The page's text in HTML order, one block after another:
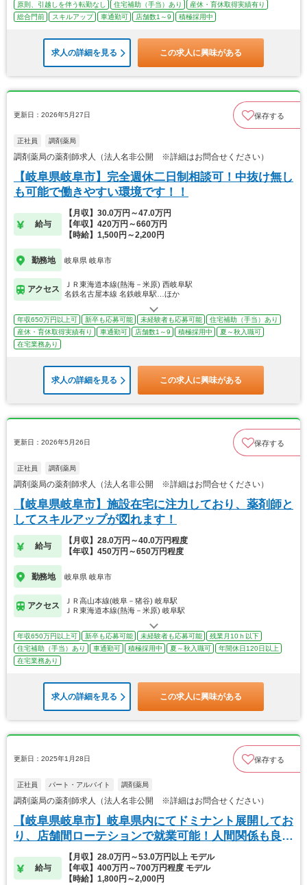
原則、引越しを伴う転勤なし 住宅補助（手当）あり
産休・育休取得実績有り
総合門前
スキルアップ 車通勤可 店舗数1～9 積極採用中
求人の詳細を見る この求人に興味がある
更新日：2026年5月27日 保存する
正社員 調剤薬局
調剤薬局の薬剤師求人（法人名非公開 ※詳細はお問合せください）
【岐阜県岐阜市】完全週休二日制相談可！中抜け無し
も可能で働きやすい環境です！！
給与
【月収】30.0万円～47.0万円
【年収】420万円～660万円
【時給】1,500円～2,200円
勤務地 岐阜県 岐阜市
アクセス
ＪＲ東海道本線(熱海－米原) 西岐阜駅
名鉄名古屋本線 名鉄岐阜駅…ほか
年収650万円以上可 新卒も応募可能 未経験者も応募可能
住宅補助（手当）あり
産休・育休取得実績有り
車通勤可 店舗数1～9 積極採用中
夏～秋入職可
在宅業務あり
求人の詳細を見る この求人に興味がある
更新日：2026年5月26日 保存する
正社員 調剤薬局
調剤薬局の薬剤師求人（法人名非公開 ※詳細はお問合せください）
【岐阜県岐阜市】施設在宅に注力しており、薬剤師と
してスキルアップが図れます！
給与
【月収】28.0万円～40.0万円程度
【年収】450万円～650万円程度
勤務地 岐阜県 岐阜市
アクセス
ＪＲ高山本線(岐阜－猪谷) 岐阜駅
ＪＲ東海道本線(熱海－米原) 岐阜駅
年収650万円以上可 新卒も応募可能 未経験者も応募可能
残業月10ｈ以下
住宅補助（手当）あり
車通勤可 積極採用中 夏～秋入職可
年間休日120日以上
在宅業務あり
求人の詳細を見る この求人に興味がある
更新日：2025年1月28日 保存する
正社員 パート・アルバイト 調剤薬局
調剤薬局の薬剤師求人（法人名非公開 ※詳細はお問合せください）
【岐阜県岐阜市】岐阜県内にてドミナント展開してお
り、店舗間ローテションで就業可能！人間関係も良好
給与
【月収】28.0万円～53.0万円以上 モデル
【年収】400万円～700万円程度 モデル
【時給】1,800円～2,000円